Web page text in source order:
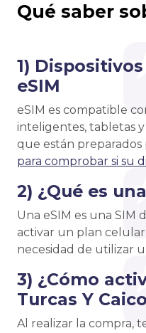
Qué saber
1)
eSIM
eSIM es compatible
inteligentes, tabletas
que están preparados
para comprobar si su
2) ¿Qué es
Una eSIM es una
activar un plan
necesidad de utilizar
3) ¿Cómo
Turcas Y
Al realizar la compra,